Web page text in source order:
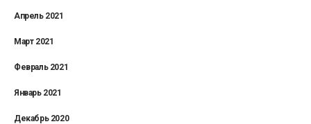
Апрель 2021
Март 2021
Февраль 2021
Январь 2021
Декабрь 2020